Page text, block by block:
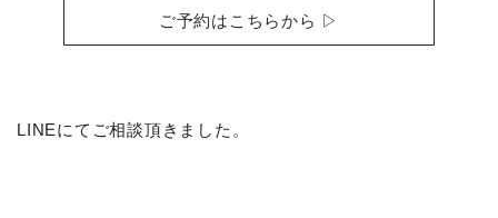
ご予約はこちらから ▷
LINEにてご相談頂きました。